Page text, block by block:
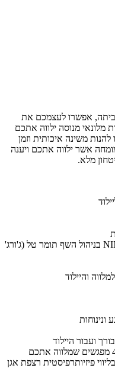
אפשרו לעצמכם את
מנוסה ילווה אתכם
ובו תוכלו להנות משינה איכותית וזמן
אשר ילווה אתכם ויענה
מלא.
-3 ארוחות מזינות ביום במסעדת השף NINA בניהול השף תומר טל (ג'ורג'
והיילוד
ועבור היילוד
ובנוסף, תהנו ממעטפת מקצועית הכוללת 4 מפגשים שמלווה אתכם
בן 3 חודשים, בליווי פיזיותרפיסטית רצפת אגן